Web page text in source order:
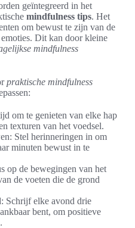
geïntegreerd in het
mindfulness tips. Het
om bewust te zijn van de
Dit kan door kleine
mindfulness
praktische mindfulness
om te genieten van elke hap
texturen van het voedsel.
Stel herinneringen in om
minuten bewust in te
op de bewegingen van het
de voeten die de grond
Schrijf elke avond drie
bent, om positieve